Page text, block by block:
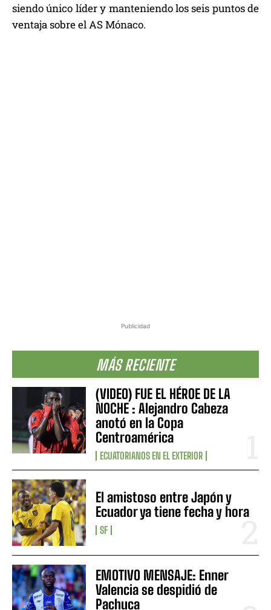
Publicidad
MÁS RECIENTE
(VIDEO) FUE EL HÉROE DE LA
NOCHE : Alejandro Cabeza
anotó en la Copa
Centroamérica
ECUATORIANOS EN EL EXTERIOR
El amistoso entre Japón y
Ecuador ya tiene fecha y hora
SF
EMOTIVO MENSAJE: Enner
Valencia se despidió de
Pachuca
siendo único líder y manteniendo los seis puntos de
ventaja sobre el AS Mónaco.